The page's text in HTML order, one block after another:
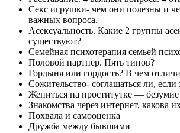
Секс игрушки- чем они полезны и
важных вопроса.
Асексуальность. Какие 2 группы
существуют?
Семейная психотерапия семьей
Половой партнер. Пять типов?
Гордыня или гордость? В чем
Сожительство- соглашаться ли,
Жениться на проститутке —
Знакомства через интернет, какова
Похвала и самооценка
Дружба между бывшими